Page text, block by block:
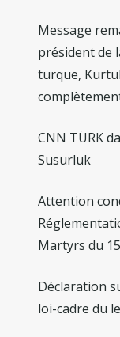
Message
président de
turque,
CNN TÜRK
Susurluk
Attention
Martyrs du
Déclaration
loi-cadre du